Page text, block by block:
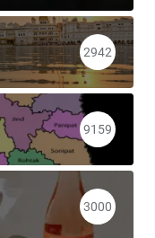
2942
9159
3000